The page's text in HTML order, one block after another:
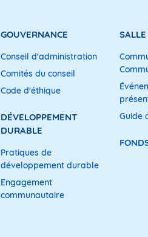
GOUVERNANCE
Conseil d'administration
Comités du conseil
Code d'éthique
DÉVELOPPEMENT
DURABLE
Pratiques de
développement durable
Engagement
communautaire
SALLE
Guide